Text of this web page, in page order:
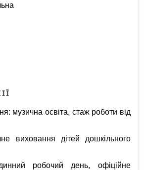
музична освіта, стаж роботи від
виховання дітей дошкільного
робочий день, офіційне